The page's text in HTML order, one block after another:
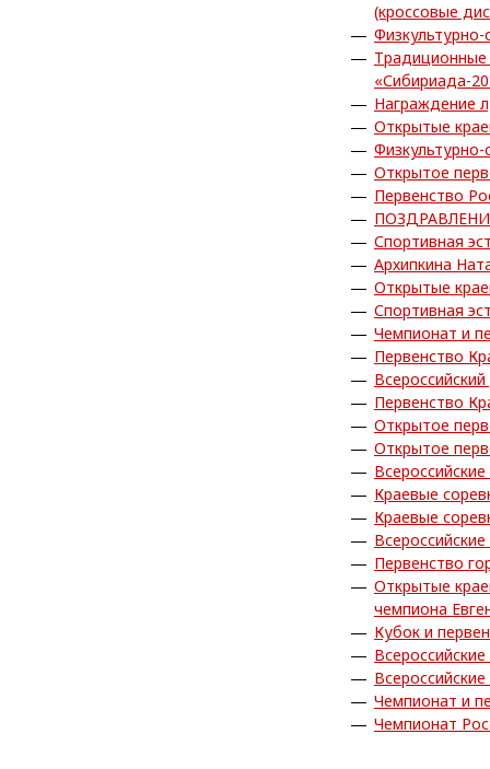
(кроссовые
«Сибириада-
Награждение
Открытые
Открытое
Первенство
Спортивная
Архипкина
Открытые
Спортивная
Чемпионат и
Первенство
Первенство
Открытое
Открытое
Краевые
Краевые
Первенство
Открытые
чемпиона
Кубок и
Чемпионат и
Чемпионат